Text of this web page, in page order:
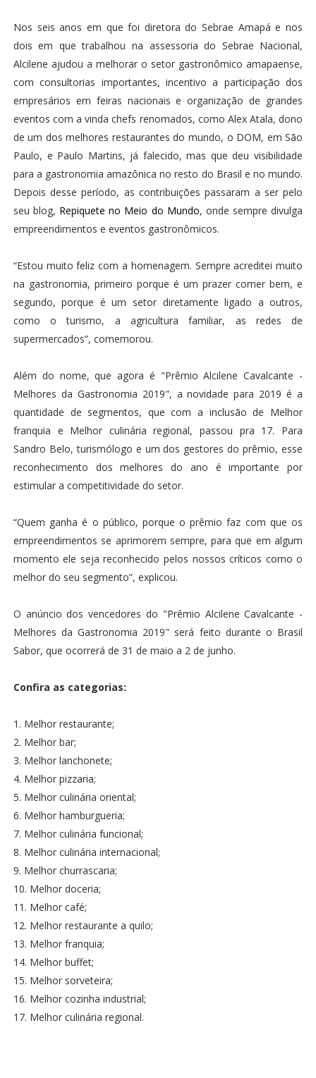
Nos seis anos em que foi diretora do Sebrae Amapá e nos
dois em que trabalhou na assessoria do Sebrae Nacional,
Alcilene ajudou a melhorar o setor gastronômico amapaense,
com consultorias importantes, incentivo a participação dos
empresários em feiras nacionais e organização de grandes
eventos com a vinda chefs renomados, como Alex Atala, dono
de um dos melhores restaurantes do mundo, o DOM, em São
Paulo, e Paulo Martins, já falecido, mas que deu visibilidade
para a gastronomia amazônica no resto do Brasil e no mundo.
Depois desse período, as contribuições passaram a ser pelo
seu blog, Repiquete no Meio do Mundo, onde sempre divulga
empreendimentos e eventos gastronômicos.
“Estou muito feliz com a homenagem. Sempre acreditei muito
na gastronomia, primeiro porque é um prazer comer bem, e
segundo, porque é um setor diretamente ligado a outros,
como o turismo, a agricultura familiar, as redes de
supermercados”, comemorou.
Além do nome, que agora é "Prêmio Alcilene Cavalcante -
Melhores da Gastronomia 2019", a novidade para 2019 é a
quantidade de segmentos, que com a inclusão de Melhor
franquia e Melhor culinária regional, passou pra 17. Para
Sandro Belo, turismólogo e um dos gestores do prêmio, esse
reconhecimento dos melhores do ano é importante por
estimular a competitividade do setor.
“Quem ganha é o público, porque o prêmio faz com que os
empreendimentos se aprimorem sempre, para que em algum
momento ele seja reconhecido pelos nossos críticos como o
melhor do seu segmento”, explicou.
O anúncio dos vencedores do "Prêmio Alcilene Cavalcante -
Melhores da Gastronomia 2019" será feito durante o Brasil
Sabor, que ocorrerá de 31 de maio a 2 de junho.
Confira as categorias:
1. Melhor restaurante;
2. Melhor bar;
3. Melhor lanchonete;
4. Melhor pizzaria;
5. Melhor culinária oriental;
6. Melhor hamburgueria;
7. Melhor culinária funcional;
8. Melhor culinária internacional;
9. Melhor churrascaria;
10. Melhor doceria;
11. Melhor café;
12. Melhor restaurante a quilo;
13. Melhor franquia;
14. Melhor buffet;
15. Melhor sorveteira;
16. Melhor cozinha industrial;
17. Melhor culinária regional.